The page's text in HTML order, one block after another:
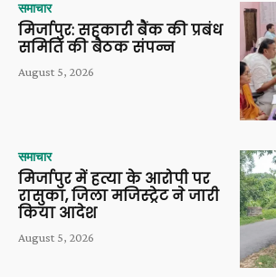
समाचार
मिर्जापुर: सहकारी बैंक की प्रबंध
समिति की बैठक संपन्न
August 5, 2026
समाचार
मिर्जापुर में हत्या के आरोपी पर
रासुका, जिला मजिस्ट्रेट ने जारी
किया आदेश
August 5, 2026